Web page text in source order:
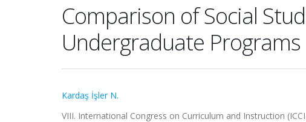
Comparison of Social
Undergraduate Programs
Kardaş İşler N.
VIII. International Congress on Curriculum and Instruction